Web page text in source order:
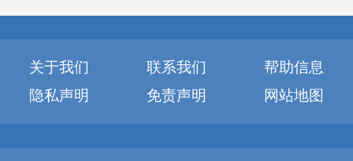
关于我们 联系我们
帮助信息
隐私声明
免责声明 网站地图